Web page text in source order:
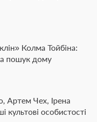
Колма Тойбіна:
пошук дому
Артем Чех, Ірена
особистості